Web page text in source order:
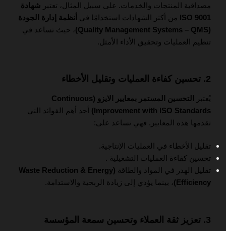
مصداقية المنتجات والخدمات. على سبيل المثال، تعتبر شهادة
ISO 9001 من أكثر الشهادات استخدامًا في أنظمة إدارة الجودة
(Quality Management Systems – QMS)
، حيث تساعد في
تنظيم العمليات وتحقيق الأداء الأمثل.
2. تحسين كفاءة العمليات وتقليل الأخطاء
يُعتبر
التحسين المستمر بمعايير الايزو (Continuous
Improvement with ISO Standards)
أحد أهم الفوائد التي
تقدمها هذه المعايير. فهي تساعد على:
تقليل الأخطاء في العمليات الإنتاجية.
تحسين كفاءة العمليات التشغيلية .
تقليل الهدر في المواد والطاقة (Waste Reduction & Energy
Efficiency) ، بينما يؤدي إلى زيادة الربحية والاستدامة.
3. تعزيز ثقة العملاء وتحسين سمعة المؤسسة